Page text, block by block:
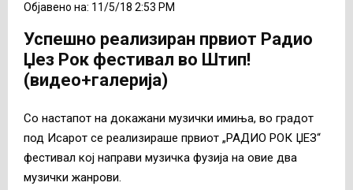
Објавено на: 11/5/18 2:53 PM
Успешно реализиран првиот Радио
Џез Рок фестивал во Штип!
(видео+галерија)
Со настапот на докажани музички имиња, во градот
под Исарот се реализираше првиот „РАДИО РОК ЏЕЗ“
фестивал кој направи музичка фузија на овие два
музички жанрови.